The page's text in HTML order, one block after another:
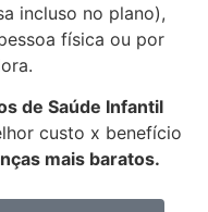
incluso no plano),
física ou por
de Saúde Infantil
custo x benefício
mais baratos.